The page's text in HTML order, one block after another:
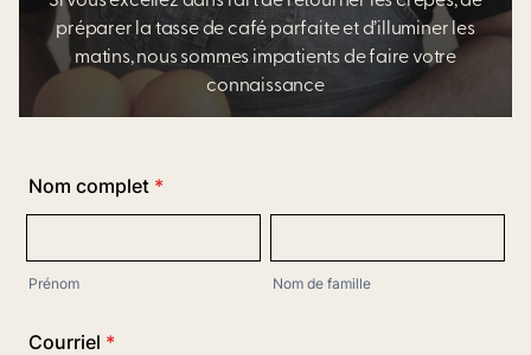
préparer la tasse de café parfaite et d’illuminer les
matins, nous sommes impatients defaire votre
connaissance